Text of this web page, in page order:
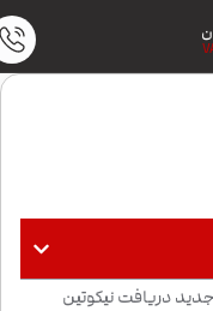
دریافت نیکوتین